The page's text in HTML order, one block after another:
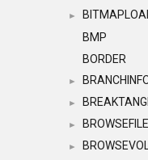
►
BMP
BORDER
►
►
►
►